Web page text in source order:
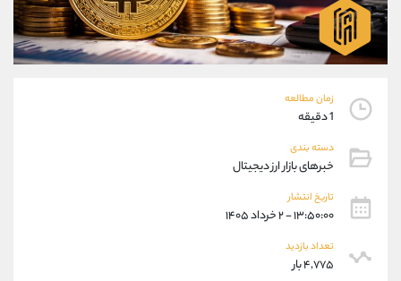
زمان مطالعه
1 دقیقه
دسته بندی
خبرهای بازار ارز دیجیتال
تاریخ انتشار
۱۳:۵۰:۰۰ - ۲ خرداد ۱۴۰۵
تعداد بازدید
۴,۷۷۵ بار
09304891085
واتساپ شروع گفتگو
تلگرام @Armteam_admin_103
پشتیبان فروش
موبایل
واتساپ
تلگرام
داخلی
اطلاعات تماس